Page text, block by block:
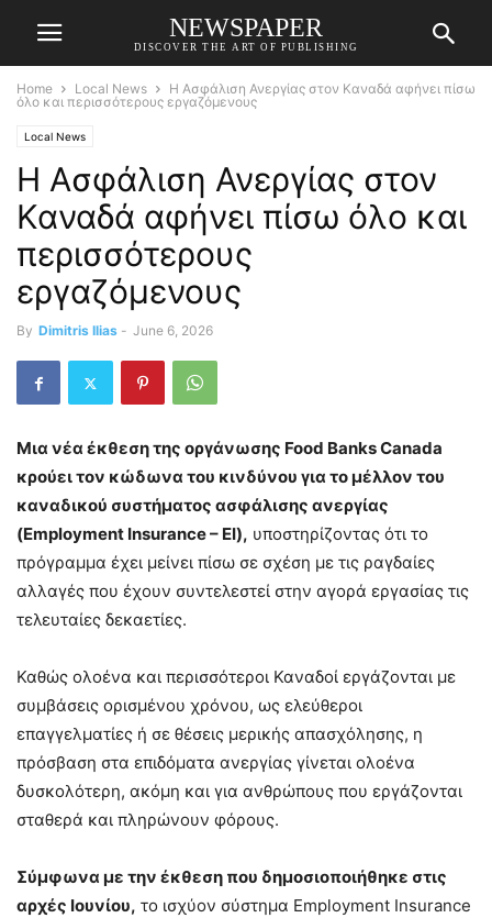
NEWSPAPER
DISCOVER THE ART OF PUBLISHING
Home Local News
Η Ασφάλιση Ανεργίας στον Καναδά αφήνει πίσω
όλο και περισσότερους εργαζόμενους
Local News
Η Ασφάλιση Ανεργίας στον
Καναδά αφήνει πίσω όλο και
περισσότερους
εργαζόμενους
By Dimitris Ilias - June 6, 2026
Μια νέα έκθεση της οργάνωσης Food Banks Canada
κρούει τον κώδωνα του κινδύνου για το μέλλον του
καναδικού συστήματος ασφάλισης ανεργίας
(Employment Insurance – EI), υποστηρίζοντας ότι το
πρόγραμμα έχει μείνει πίσω σε σχέση με τις ραγδαίες
αλλαγές που έχουν συντελεστεί στην αγορά εργασίας τις
τελευταίες δεκαετίες.
Καθώς ολοένα και περισσότεροι Καναδοί εργάζονται με
συμβάσεις ορισμένου χρόνου, ως ελεύθεροι
επαγγελματίες ή σε θέσεις μερικής απασχόλησης, η
πρόσβαση στα επιδόματα ανεργίας γίνεται ολοένα
δυσκολότερη, ακόμη και για ανθρώπους που εργάζονται
σταθερά και πληρώνουν φόρους.
Σύμφωνα με την έκθεση που δημοσιοποιήθηκε στις
αρχές Ιουνίου, το ισχύον σύστημα Employment Insurance